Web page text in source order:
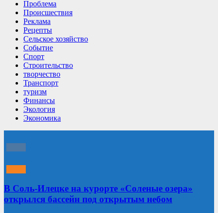
Проблема
Происшествия
Реклама
Рецепты
Сельское хозяйство
Событие
Спорт
Строительство
творчество
Транспорт
туризм
Финансы
Экология
Экономика
В Соль-Илецке на курорте «Соленые озера»
открылся бассейн под открытым небом